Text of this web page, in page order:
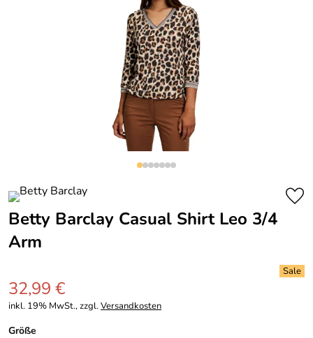
Betty Barclay Casual Shirt Leo 3/4
Arm
32,99 €
inkl. 19% MwSt., zzgl.Versandkosten
Größe